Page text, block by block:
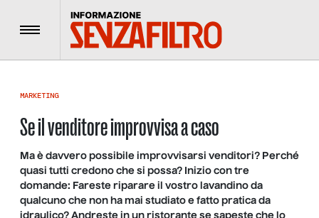
Menu
MARKETING
Se il venditore improvvisa a caso
Ma è davvero possibile improvvisarsi venditori? Perché
quasi tutti credono che si possa? Inizio con tre
domande: Fareste riparare il vostro lavandino da
qualcuno che non ha mai studiato e fatto pratica da
idraulico? Andreste in un ristorante se sapeste che lo